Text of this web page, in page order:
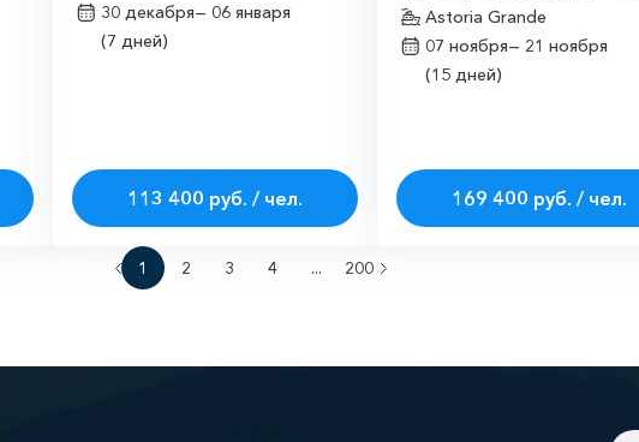
30 декабря— 06 января
(7 дней)
113 400 руб. / чел.
Astoria Grande
07 ноября— 21 ноября
(15 дней)
169 400 руб. / чел.
1 2 3 4 ... 200